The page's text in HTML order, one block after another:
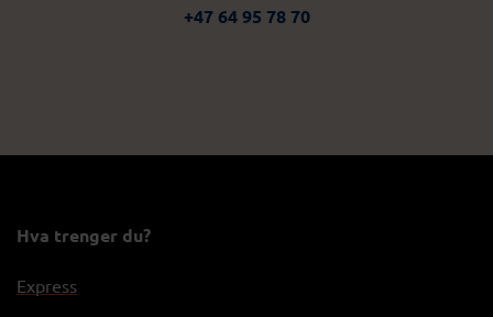
+47 64 95 78 70
Hva trenger du?
Express